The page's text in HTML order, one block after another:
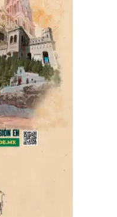
laboraba en la
señalaron
y que tenía prescrito
la recomendación de
sin embargo,
dichas